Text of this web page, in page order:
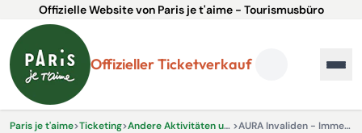
Offizielle Website von Paris je t'aime - Tourismusbüro
Offizieller Ticketverkauf
Paris je t'aime>Ticketing> Andere Aktivitäten und Erlebnisse > AURA Invaliden - Immersives Erlebnis